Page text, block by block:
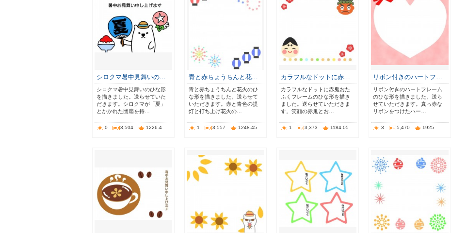
シロクマ暑中見舞いの…
シロクマ暑中見舞いのひな形
を描きました。送らせていた
だきます。シロクマが「夏」
とかかれた団扇を持…
0 3,504 1226.4
青と赤ちょうちんと花…
青と赤ちょうちんと花火のひ
な形を描きました。送らせて
いただきます。赤と青色の提
灯と打ち上げ花火の…
1 3,557 1248.45
カラフルなドットに赤…
カラフルなドットに赤鬼おた
ふくフレームのひな形を描き
ました。送らせていただきま
す。笑顔の赤鬼とお…
1 3,373 1184.05
リボン付きのハートフ…
リボン付きのハートフレーム
のひな形を描きました。送ら
せていただきます。真っ赤な
リボンをつけたハー…
3 5,470 1925